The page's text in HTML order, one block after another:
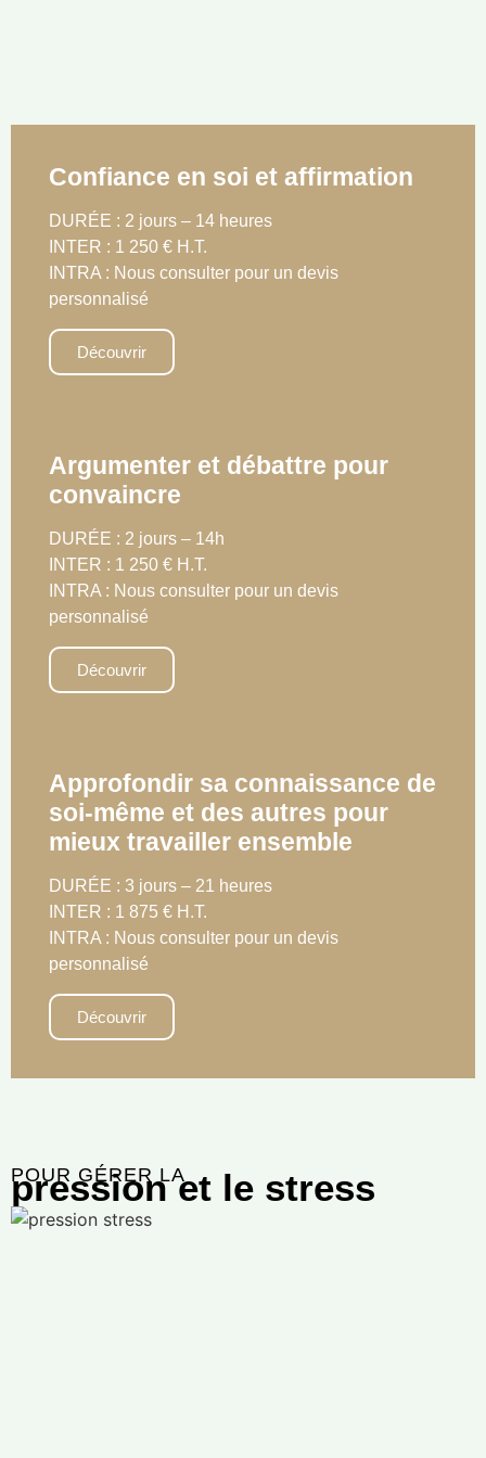
Approfondir sa connaissance de
soi-même et des autres pour
mieux travailler ensemble
DURÉE : 3 jours – 21 heures
INTER : 1 875 € H.T.
INTRA : Nous consulter pour un devis
personnalisé
Découvrir
Argumenter et débattre pour
convaincre
DURÉE : 2 jours – 14h
INTER : 1 250 € H.T.
INTRA : Nous consulter pour un devis
personnalisé
Découvrir
Confiance en soi et affirmation
DURÉE : 2 jours – 14 heures
INTER : 1 250 € H.T.
INTRA : Nous consulter pour un devis
personnalisé
Découvrir
POUR GÉRER LA
pression et le stress